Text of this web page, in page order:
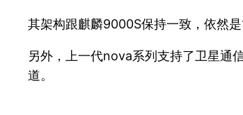
其架构跟麒麟9000S保持一致，依然
另外，上一代nova系列支持了卫星通
道。